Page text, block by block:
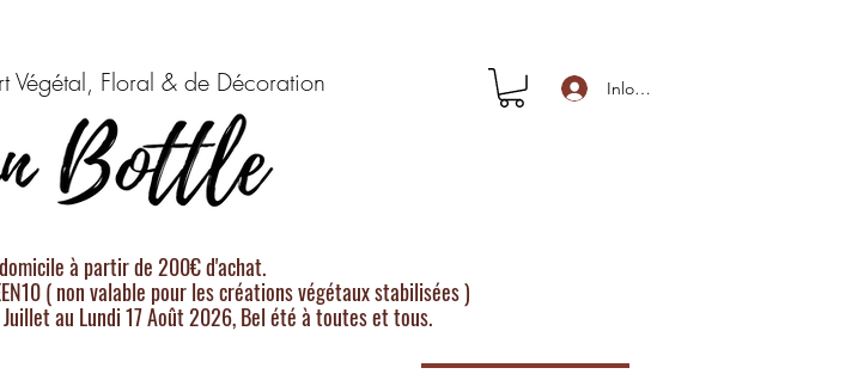
Végétal, Floral & de Décoration Inloggen
à partir de 200€ d'achat.
( non valable pour les créations végétaux stabilisées )
au Lundi 17 Août 2026, Bel été à toutes et tous.